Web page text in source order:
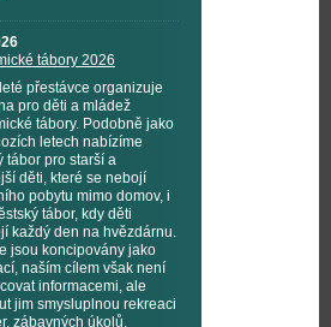
tábory 2026
přestávce organizuje
pro děti a mládež
tábory. Podobně jako
letech nabízíme
tábor pro starší a
děti, které se nebojí
pobytu mimo domov, i
tábor, kdy děti
každý den na hvězdárnu.
jsou koncipovány jako
naším cílem však není
informacemi, ale
jim smysluplnou rekreaci
zábavných úkolů,